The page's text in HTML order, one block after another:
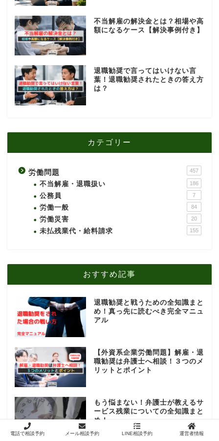
不当解雇の解決金とは？相場や高
額になるケース【解決事例付き】
退職勧奨で言ってはいけない言
葉！退職勧奨されたときの答え方
は？
カテゴリー
労働問題 457
不当解雇・退職扱い 186
公務員 7
労働一般 84
労働災害 20
未払残業代・給料請求 155
おすすめ記事
退職勧奨と戦うための全知識まと
め！真っ先に読むべき完全マニュ
アル
【外資系企業労働問題】解雇・退
職勧奨は弁護士へ相談！３つのメ
リットとポイント
もう悩まない！弁護士が教えるサ
ービス残業についての全知識まと
め！
電話で相談予約 メール相談予約 LINE相談予約 運営者情報